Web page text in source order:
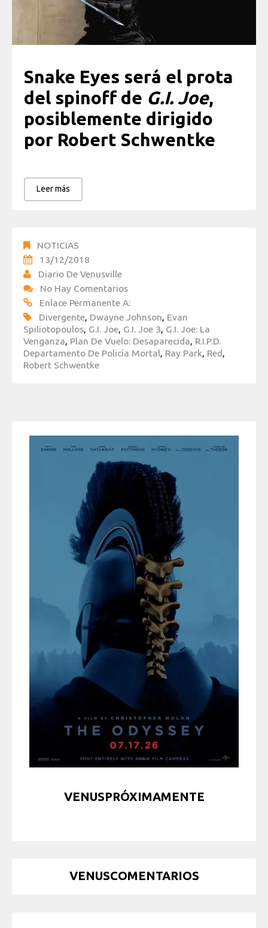
Snake Eyes será el prota
del spinoff de G.I. Joe,
posiblemente dirigido
por Robert Schwentke
Leer más
NOTICIAS
13/12/2018
Diario De Venusville
No Hay Comentarios
Enlace Permanente A:
Divergente, Dwayne Johnson, Evan
Spiliotopoulos, G.I. Joe, G.I. Joe 3, G.I. Joe: La
Venganza, Plan De Vuelo: Desaparecida, R.I.P.D.
Departamento De Policía Mortal, Ray Park, Red,
Robert Schwentke
VENUSPRÓXIMAMENTE
VENUSCOMENTARIOS